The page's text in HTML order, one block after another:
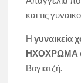
και τις
Η
ΗΧΟΧΡΩΜΑ
Βογιατζή.